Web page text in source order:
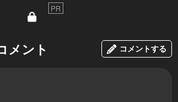
PR
メント コメントする